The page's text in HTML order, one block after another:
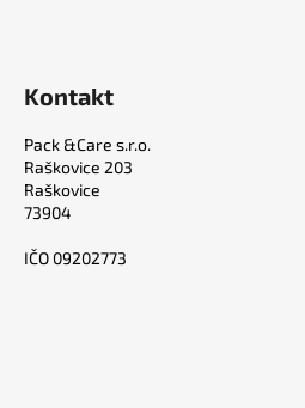
Kontakt
Pack &Care s.r.o.
Raškovice 203
Raškovice
73904
IČO 09202773